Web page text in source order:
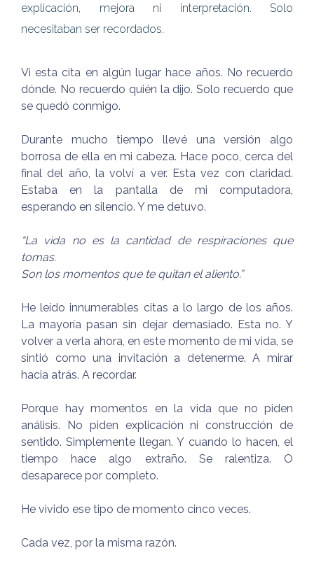
explicación, mejora ni interpretación. Solo
necesitaban ser recordados.
Vi esta cita en algún lugar hace años. No recuerdo
dónde. No recuerdo quién la dijo. Solo recuerdo que
se quedó conmigo.
Durante mucho tiempo llevé una versión algo
borrosa de ella en mi cabeza. Hace poco, cerca del
final del año, la volví a ver. Esta vez con claridad.
Estaba en la pantalla de mi computadora,
esperando en silencio. Y me detuvo.
“La vida no es la cantidad de respiraciones que
tomas.
Son los momentos que te quitan el aliento.”
He leído innumerables citas a lo largo de los años.
La mayoría pasan sin dejar demasiado. Esta no. Y
volver a verla ahora, en este momento de mi vida, se
sintió como una invitación a detenerme. A mirar
hacia atrás. A recordar.
Porque hay momentos en la vida que no piden
análisis. No piden explicación ni construcción de
sentido. Simplemente llegan. Y cuando lo hacen, el
tiempo hace algo extraño. Se ralentiza. O
desaparece por completo.
He vivido ese tipo de momento cinco veces.
Cada vez, por la misma razón.